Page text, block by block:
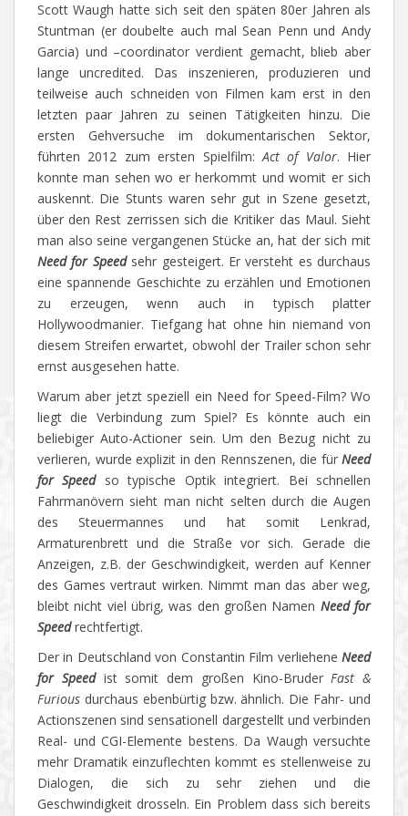
Scott Waugh hatte sich seit den späten 80er Jahren als
Stuntman (er doubelte auch mal Sean Penn und Andy
Garcia) und –coordinator verdient gemacht, blieb aber
lange uncredited. Das inszenieren, produzieren und
teilweise auch schneiden von Filmen kam erst in den
letzten paar Jahren zu seinen Tätigkeiten hinzu. Die
ersten Gehversuche im dokumentarischen Sektor,
führten 2012 zum ersten Spielfilm:Act of Valor. Hier
konnte man sehen wo er herkommt und womit er sich
auskennt. Die Stunts waren sehr gut in Szene gesetzt,
über den Rest zerrissen sich die Kritiker das Maul. Sieht
man also seine vergangenen Stücke an, hat der sich mit
Need for Speed sehr gesteigert. Er versteht es durchaus
eine spannende Geschichte zu erzählen und Emotionen
zu erzeugen, wenn auch in typisch platter
Hollywoodmanier. Tiefgang hat ohne hin niemand von
diesem Streifen erwartet, obwohl der Trailer schon sehr
ernst ausgesehen hatte.
Warum aber jetzt speziell ein Need for Speed-Film? Wo
liegt die Verbindung zum Spiel? Es könnte auch ein
beliebiger Auto-Actioner sein. Um den Bezug nicht zu
verlieren, wurde explizit in den Rennszenen, die fürNeed
for Speed so typische Optik integriert. Bei schnellen
Fahrmanövern sieht man nicht selten durch die Augen
des Steuermannes und hat somit Lenkrad,
Armaturenbrett und die Straße vor sich. Gerade die
Anzeigen, z.B. der Geschwindigkeit, werden auf Kenner
des Games vertraut wirken. Nimmt man das aber weg,
bleibt nicht viel übrig, was den großen Namen Need for
Speedrechtfertigt.
Der in Deutschland von Constantin Film verliehene Need
for Speedist somit dem großen Kino-BruderFast &
Furious durchaus ebenbürtig bzw. ähnlich. Die Fahr- und
Actionszenen sind sensationell dargestellt und verbinden
Real- und CGI-Elemente bestens. Da Waugh versuchte
mehr Dramatik einzuflechten kommt es stellenweise zu
Dialogen, die sich zu sehr ziehen und die
Geschwindigkeit drosseln. Ein Problem dass sich bereits